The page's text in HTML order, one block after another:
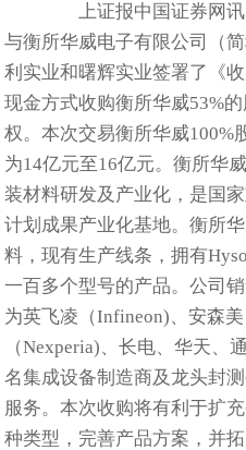
上证报中国证券网讯
与衡所华威电子有限公司（
利实业和曙辉实业签署了《
现金方式收购衡所华威53%
权。本次交易衡所华威100%
为14亿元至16亿元。衡所华
装材料研发及产业化，是国
计划成果产业化基地。衡所
料，现有生产线条，拥有
一百多个型号的产品。公司
为英飞凌（Infineon)、安森
（Nexperia)、长电、华天、
名集成设备制造商及龙头封
服务。本次收购将有利于扩
种类型，完善产品方案，并